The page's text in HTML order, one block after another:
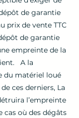
de garantie
prix de vente TTC
de garantie
empreinte de la
A la
du matériel loué
ces derniers, La
l’empreinte
cas où des dégâts